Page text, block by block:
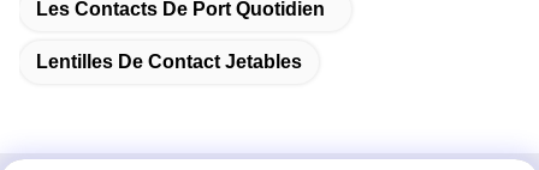
Les Contacts De Port Quotidien
Lentilles De Contact Jetables